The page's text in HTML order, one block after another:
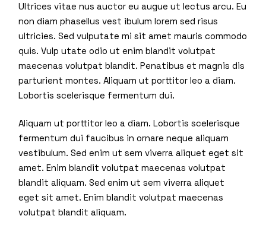
Ultrices vitae nus auctor eu augue ut lectus arcu. Eu
non diam phasellus vest ibulum lorem sed risus
ultricies. Sed vulputate mi sit amet mauris commodo
quis. Vulp utate odio ut enim blandit volutpat
maecenas volutpat blandit. Penatibus et magnis dis
parturient montes. Aliquam ut porttitor leo a diam.
Lobortis scelerisque fermentum dui.
Aliquam ut porttitor leo a diam. Lobortis scelerisque
fermentum dui faucibus in ornare neque aliquam
vestibulum. Sed enim ut sem viverra aliquet eget sit
amet. Enim blandit volutpat maecenas volutpat
blandit aliquam. Sed enim ut sem viverra aliquet
eget sit amet. Enim blandit volutpat maecenas
volutpat blandit aliquam.